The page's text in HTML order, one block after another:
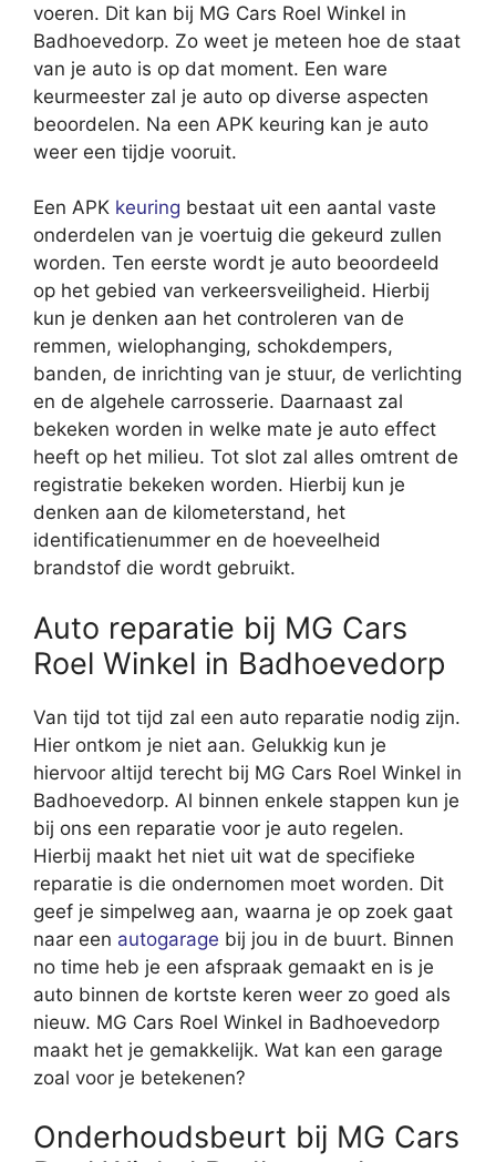
voeren. Dit kan bij MG Cars Roel Winkel in
Badhoevedorp. Zo weet je meteen hoe de staat
van je auto is op dat moment. Een ware
keurmeester zal je auto op diverse aspecten
beoordelen. Na een APK keuring kan je auto
weer een tijdje vooruit.
Een APK keuring bestaat uit een aantal vaste
onderdelen van je voertuig die gekeurd zullen
worden. Ten eerste wordt je auto beoordeeld
op het gebied van verkeersveiligheid. Hierbij
kun je denken aan het controleren van de
remmen, wielophanging, schokdempers,
banden, de inrichting van je stuur, de verlichting
en de algehele carrosserie. Daarnaast zal
bekeken worden in welke mate je auto effect
heeft op het milieu. Tot slot zal alles omtrent de
registratie bekeken worden. Hierbij kun je
denken aan de kilometerstand, het
identificatienummer en de hoeveelheid
brandstof die wordt gebruikt.
Auto reparatie bij MG Cars
Roel Winkel in Badhoevedorp
Van tijd tot tijd zal een auto reparatie nodig zijn.
Hier ontkom je niet aan. Gelukkig kun je
hiervoor altijd terecht bij MG Cars Roel Winkel in
Badhoevedorp. Al binnen enkele stappen kun je
bij ons een reparatie voor je auto regelen.
Hierbij maakt het niet uit wat de specifieke
reparatie is die ondernomen moet worden. Dit
geef je simpelweg aan, waarna je op zoek gaat
naar een autogarage bij jou in de buurt. Binnen
no time heb je een afspraak gemaakt en is je
auto binnen de kortste keren weer zo goed als
nieuw. MG Cars Roel Winkel in Badhoevedorp
maakt het je gemakkelijk. Wat kan een garage
zoal voor je betekenen?
Onderhoudsbeurt bij MG Cars